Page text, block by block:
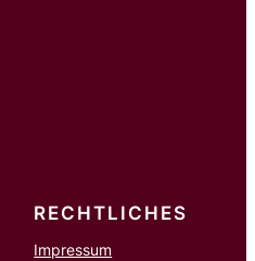
RECHTLICHES
Impressum